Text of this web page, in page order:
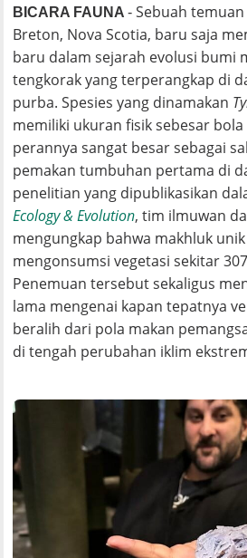
BICARA FAUNA-Sebuah
Breton, Nova Scotia, baru saja
baru dalam sejarah evolusi bumi
tengkorak yang terperangkap di
purba. Spesies yang dinamakan
memiliki ukuran fisik sebesar
perannya sangat besar sebagai
pemakan tumbuhan pertama di
penelitian yang dipublikasikan
Ecology & Evolution, tim ilmuwan
mengungkap bahwa makhluk
mengonsumsi vegetasi sekitar
Penemuan tersebut sekaligus
lama mengenai kapan tepatnya
beralih dari pola makan
di tengah perubahan iklim